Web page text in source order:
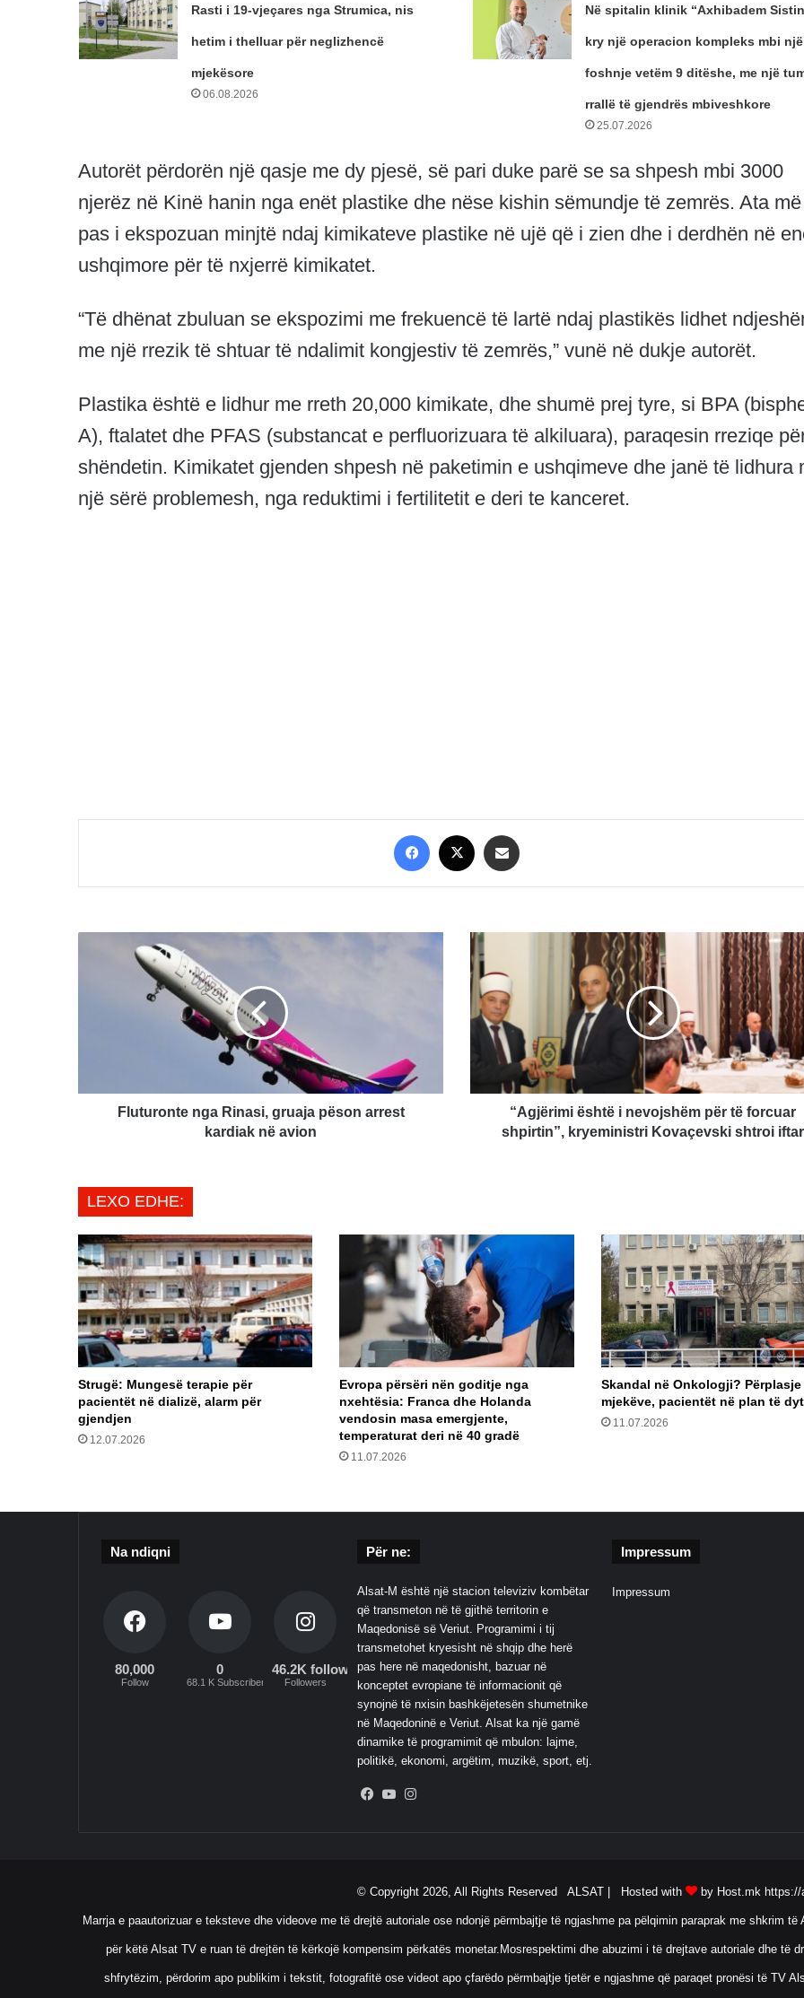
Rasti i 19-vjeçares nga Strumica, nis
hetim i thelluar për neglizhencë
mjekësore
06.08.2026
Në spitalin klinik “Axhibadem
kry një operacion kompleks mbi një
foshnje vetëm 9 ditëshe, me një
rrallë të gjendrës mbiveshkore
25.07.2026
Autorët përdorën një qasje me dy pjesë, së pari duke parë se sa shpesh mbi 3000
njerëz në Kinë hanin nga enët plastike dhe nëse kishin sëmundje të zemrës. Ata më
pas i ekspozuan minjtë ndaj kimikateve plastike në ujë që i zien dhe i derdhën në
ushqimore për të nxjerrë kimikatet.
“Të dhënat zbuluan se ekspozimi me frekuencë të lartë ndaj plastikës lidhet
me një rrezik të shtuar të ndalimit kongjestiv të zemrës,” vunë në dukje autorët.
Plastika është e lidhur me rreth 20,000 kimikate, dhe shumë prej tyre, si BPA
A), ftalatet dhe PFAS (substancat e perfluorizuara të alkiluara), paraqesin rreziqe
shëndetin. Kimikatet gjenden shpesh në paketimin e ushqimeve dhe janë të lidhura
një sërë problemesh, nga reduktimi i fertilitetit e deri te kanceret.
Facebook
avion
Fluturonte nga Rinasi, gruaja pëson arrest
kardiak në avion
“Agjërimi
është
i
nevojshëm
për
forcuar
kryeministri
Kovaçevski“Agjërimi është i nevojshëm për të forcuar
shpirtin”, kryeministri Kovaçevski shtroi iftar
LEXO EDHE:
Strugë: Mungesë terapie për
pacientët në dializë, alarm për
gjendjen
12.07.2026
Evropa përsëri nën goditje nga
nxehtësia: Franca dhe Holanda
vendosin masa emergjente,
temperaturat deri në 40 gradë
11.07.2026
Skandal në Onkologji? Përplasje
mjekëve, pacientët në plan të
11.07.2026
Na ndiqni
80,000
Follow
0
68.1 K Subscribers
46.2K followers
Followers
Për ne:
Alsat-M është një stacion televiziv kombëtar
që transmeton në të gjithë territorin e
Maqedonisë së Veriut. Programimi i tij
transmetohet kryesisht në shqip dhe herë
pas here në maqedonisht, bazuar në
konceptet evropiane të informacionit që
synojnë të nxisin bashkëjetesën shumetnike
në Maqedoninë e Veriut. Alsat ka një gamë
dinamike të programimit që mbulon: lajme,
politikë, ekonomi, argëtim, muzikë, sport, etj.
Facebook
YouTube
Impressum
Impressum
© Copyright 2026, All Rights Reserved ALSAT | Hosted with by Host.mk
Marrja e paautorizuar e teksteve dhe videove me të drejtë autoriale ose ndonjë përmbajtje të ngjashme pa pëlqimin paraprak me shkrim
për këtë Alsat TV e ruan të drejtën të kërkojë kompensim përkatës monetar.Mosrespektimi dhe abuzimi i të drejtave autoriale dhe të
shfrytëzim, përdorim apo publikim i tekstit, fotografitë ose videot apo çfarëdo përmbajtje tjetër e ngjashme që paraqet pronësi të TV